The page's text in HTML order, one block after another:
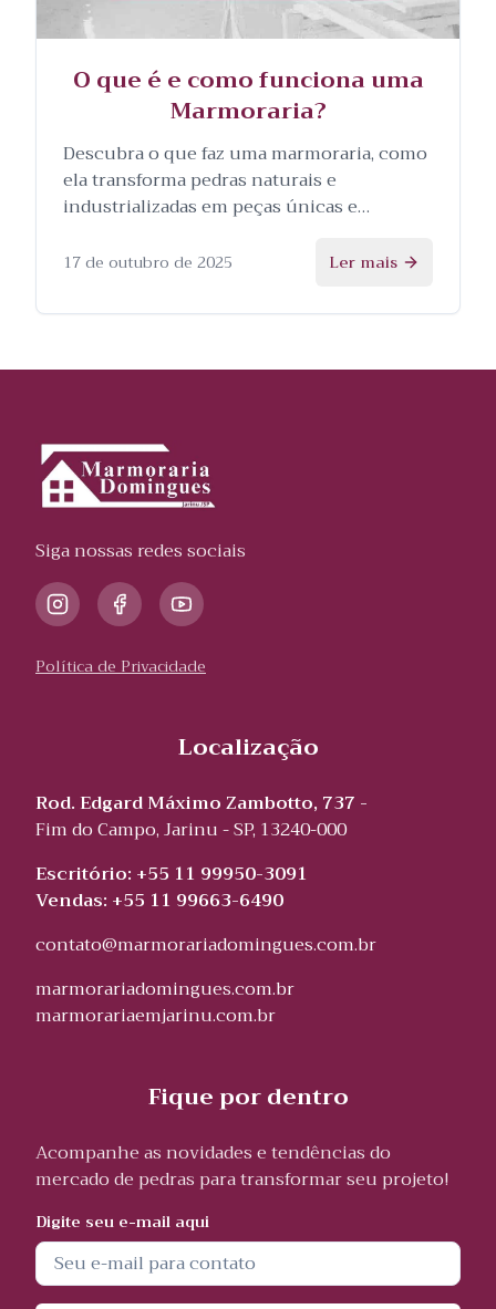
O que é e como funciona uma
Marmoraria?
Descubra o que faz uma marmoraria, como
ela transforma pedras naturais e
industrializadas em peças únicas e
processo.
17 de outubro de 2025 Ler mais
Siga nossas redes sociais
Política de Privacidade
Localização
Rod. Edgard Máximo Zambotto, 737 -
Fim do Campo, Jarinu - SP, 13240-000
Escritório: +55 11 99950-3091
Vendas: +55 11 99663-6490
contato@marmorariadomingues.com.br
marmorariadomingues.com.br
marmorariaemjarinu.com.br
Fique por dentro
Acompanhe as novidades e tendências do
mercado de pedras para transformar seu projeto!
Digite seu e-mail aqui